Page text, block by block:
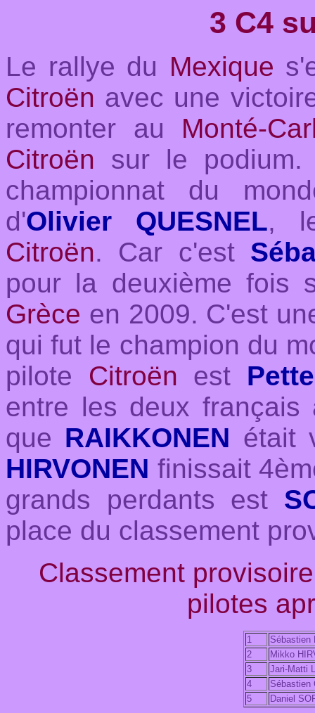
3 C4
Le rallye du Mexique
Citroën avec une
remonter au Monté-
Citroën sur le podium.
championnat du
d'Olivier QUESNEL,
Citroën. Car c'est
pour la deuxième fois
Grèce en 2009. C'est
qui fut le champion du
pilote Citroën est
entre les deux français
que RAIKKONEN était
HIRVONEN finissait
grands perdants est
place du classement
Classement
pilotes
1
Sébastien
2
Mikko
3
Jari-Matti
4
Sébastien
5
Daniel